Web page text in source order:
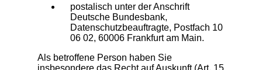
postalisch unter der Anschrift
Deutsche Bundesbank,
Datenschutzbeauftragte, Postfach 10
06 02, 60006 Frankfurt am Main.
Als betroffene Person haben Sie
insbesondere das Recht auf Auskunft (Art. 15